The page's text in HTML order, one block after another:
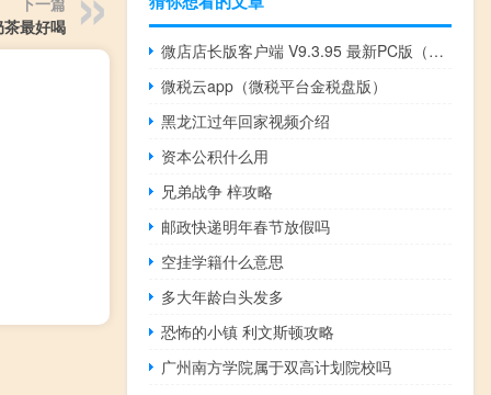
最好喝
微店店长版客户端 V9.3.95 最新PC版（微店店长版客户端 V9.3.95 最新PC版功能简介）
微税云app（微税平台金税盘版）
黑龙江过年回家视频介绍
资本公积什么用
兄弟战争 梓攻略
邮政快递明年春节放假吗
空挂学籍什么意思
多大年龄白头发多
恐怖的小镇 利文斯顿攻略
广州南方学院属于双高计划院校吗